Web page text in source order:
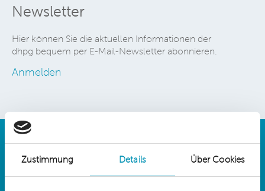
Zustimmung Details Über Cookies
Newsletter
Hier können Sie die aktuellen Informationen der
dhpg bequem per E-Mail-Newsletter abonnieren.
Anmelden